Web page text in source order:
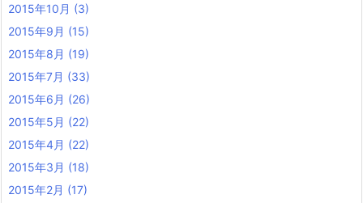
2015年10月 (3)
2015年9月 (15)
2015年8月 (19)
2015年7月 (33)
2015年6月 (26)
2015年5月 (22)
2015年4月 (22)
2015年3月 (18)
2015年2月 (17)